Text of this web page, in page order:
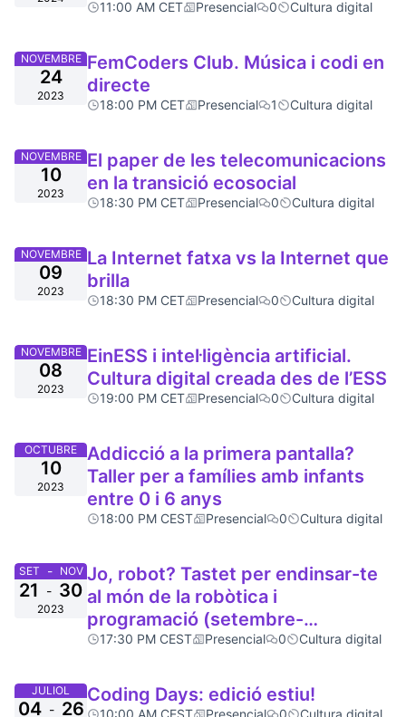
11:00 AM CET Presencial 0 Cultura digital
NOVEMBRE
24
2023
FemCoders Club. Música i codi en
directe
18:00 PM CET Presencial 1 Cultura digital
NOVEMBRE
10
2023
El paper de les telecomunicacions
en la transició ecosocial
18:30 PM CET Presencial 0 Cultura digital
NOVEMBRE
09
2023
La Internet fatxa vs la Internet que
brilla
18:30 PM CET Presencial 0 Cultura digital
NOVEMBRE
08
2023
EinESS i intel·ligència artificial.
Cultura digital creada des de l’ESS
19:00 PM CET Presencial 0 Cultura digital
OCTUBRE
10
2023
Addicció a la primera pantalla?
Taller per a famílies amb infants
entre 0 i 6 anys
18:00 PM CEST Presencial 0 Cultura digital
SET - NOV
21 - 30
2023
Jo, robot? Tastet per endinsar-te
al món de la robòtica i
programació (setembre-
novembre 2023)
17:30 PM CEST Presencial 0 Cultura digital
JULIOL
04 - 26
Coding Days: edició estiu!
10:00 AM CEST Presencial 0 Cultura digital